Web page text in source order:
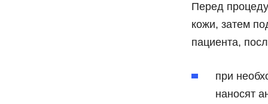
Перед
кожи, затем
пациента,
при
наносят